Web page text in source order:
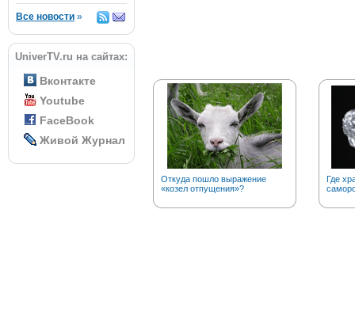
Все новости »
UniverTV.ru на сайтах:
Вконтакте
Youtube
FaceBook
Живой Журнал
Откуда пошло выражение
«козел отпущения»?
Где